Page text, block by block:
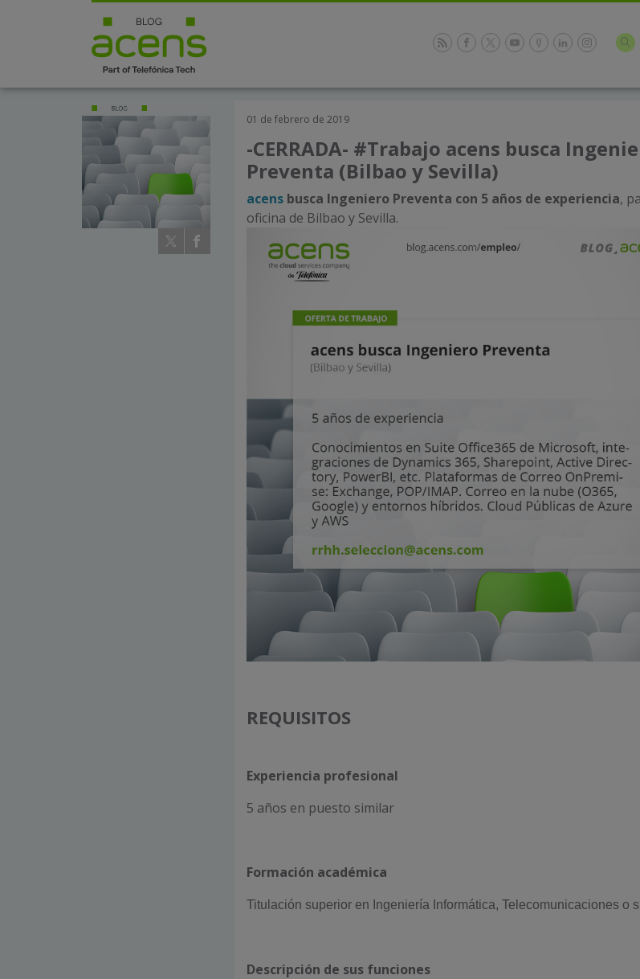
01 de febrero de 2019
-CERRADA- #Trabajo acens busca
Preventa (Bilbao y Sevilla)
acens busca Ingeniero Preventa con 5 años de experiencia,
oficina de Bilbao y Sevilla.
REQUISITOS
Experiencia profesional
5 años en puesto similar
Formación académica
Titulación superior en Ingeniería Informática, Telecomunicaciones o
Descripción de sus funciones